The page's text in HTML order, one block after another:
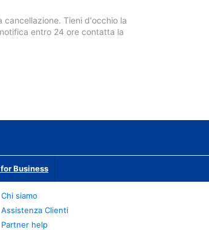
Tieni d'occhio la
entro 24 ore contatta la
Business
Chi siamo
Assistenza Clienti
Partner help